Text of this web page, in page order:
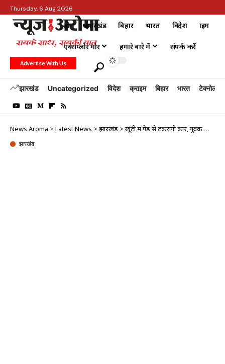
Thursday, 6 Aug 2026
होम झारखंड बिहार भारत विदेश क्राइम
एक्सप्लोर मोर हमारे बारे में संपर्क करें
Advertise With Us
झारखंड Uncategorized विदेश क्राइम बिहार भारत टेक्नोलॉजी
News Aroma > Latest News > झारखंड >खूंटी में पेड़ से टकरायी कार, युवक की मौत
झारखंड